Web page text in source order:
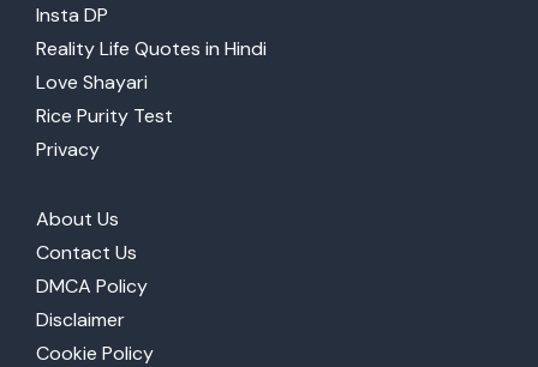
Insta DP
Reality Life Quotes in Hindi
Love Shayari
Rice Purity Test
Privacy
About Us
Contact Us
DMCA Policy
Disclaimer
Cookie Policy